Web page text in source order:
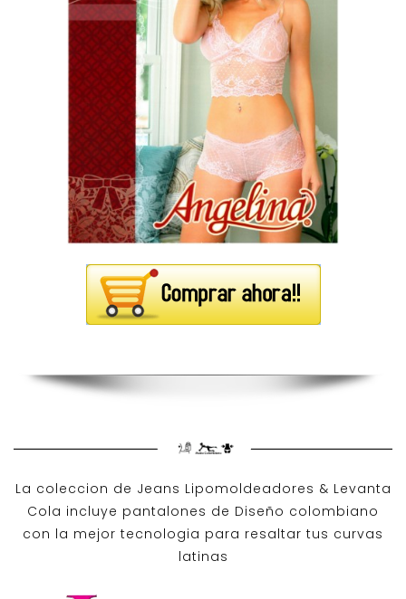
La coleccion de Jeans Lipomoldeadores & Levanta
Cola incluye pantalones de Diseño colombiano
con la mejor tecnologia para resaltar tus curvas
latinas